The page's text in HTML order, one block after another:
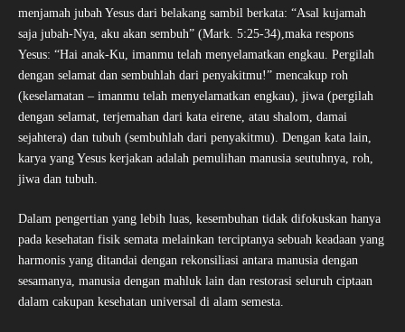
menjamah jubah Yesus dari belakang sambil berkata: “Asal kujamah
saja jubah-Nya, aku akan sembuh” (Mark. 5:25-34),maka respons
Yesus: “Hai anak-Ku, imanmu telah menyelamatkan engkau. Pergilah
dengan selamat dan sembuhlah dari penyakitmu!” mencakup roh
(keselamatan – imanmu telah menyelamatkan engkau), jiwa (pergilah
dengan selamat, terjemahan dari kata eirene, atau shalom, damai
sejahtera) dan tubuh (sembuhlah dari penyakitmu). Dengan kata lain,
karya yang Yesus kerjakan adalah pemulihan manusia seutuhnya, roh,
jiwa dan tubuh.
Dalam pengertian yang lebih luas, kesembuhan tidak difokuskan hanya
pada kesehatan fisik semata melainkan terciptanya sebuah keadaan yang
harmonis yang ditandai dengan rekonsiliasi antara manusia dengan
sesamanya, manusia dengan mahluk lain dan restorasi seluruh ciptaan
dalam cakupan kesehatan universal di alam semesta.